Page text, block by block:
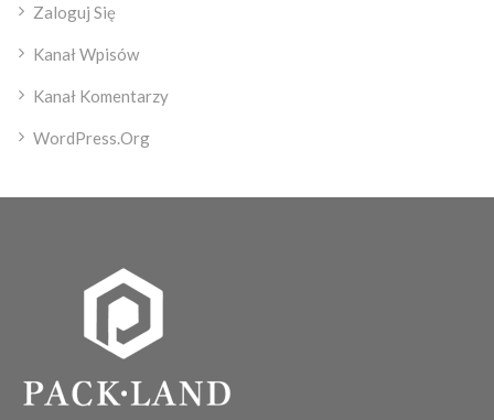
Zaloguj Się
Kanał Wpisów
Kanał Komentarzy
WordPress.org